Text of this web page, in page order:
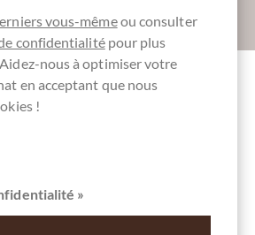
Iingot Nocciolato Latte -
évaluation et aidez les autres clients.
vous-mêmeou consulter
confidentialitépour plus
nous à optimiser votre
en acceptant que nous
!
»